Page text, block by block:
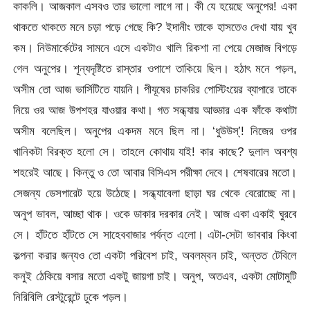
কাকলি। আজকাল এসবও তার ভালো লাগে না। কী যে হয়েছে অনুপের! একা
থাকতে থাকতে মনে চড়া পড়ে গেছে কি? ইদানীং তাকে হাসতেও দেখা যায় খুব
কম। নিউমার্কেটের সামনে এসে একটাও খালি রিকশা না পেয়ে মেজাজ বিগড়ে
গেল অনুপের। শূন্যদৃষ্টিতে রাস্তার ওপাশে তাকিয়ে ছিল। হঠাৎ মনে পড়ল,
অসীম তো আজ ভার্সিটিতে যায়নি। পীযূষের চাকরির পোস্টিংয়ের ব্যাপারে তাকে
নিয়ে ওর আজ উপশহর যাওয়ার কথা। গত সন্ধ্যায় আড্ডার এক ফাঁকে কথাটা
অসীম বলেছিল। অনুপের একদম মনে ছিল না। ‘ধুউউস্’! নিজের ওপর
খানিকটা বিরক্ত হলো সে। তাহলে কোথায় যাই! কার কাছে? দুলাল অবশ্য
শহরেই আছে। কিন্তু ও তো আবার বিসিএস পরীক্ষা দেবে। শেষবারের মতো।
সেজন্য ডেসপারেট হয়ে উঠেছে। সন্ধ্যাবেলা ছাড়া ঘর থেকে বেরোচ্ছে না।
অনুপ ভাবল, আচ্ছা থাক। ওকে ডাকার দরকার নেই। আজ একা একাই ঘুরবে
সে। হাঁটতে হাঁটতে সে সাহেববাজার পর্যন্ত এলো। এটা-সেটা ভাববার কিংবা
কল্পনা করার জন্যও তো একটা পরিবেশ চাই, অবলম্বন চাই, অন্তত টেবিলে
কনুই ঠেকিয়ে বসার মতো একটু জায়গা চাই। অনুপ, অতএব, একটা মোটামুটি
নিরিবিলি রেস্টুরেন্টে ঢুকে পড়ল।